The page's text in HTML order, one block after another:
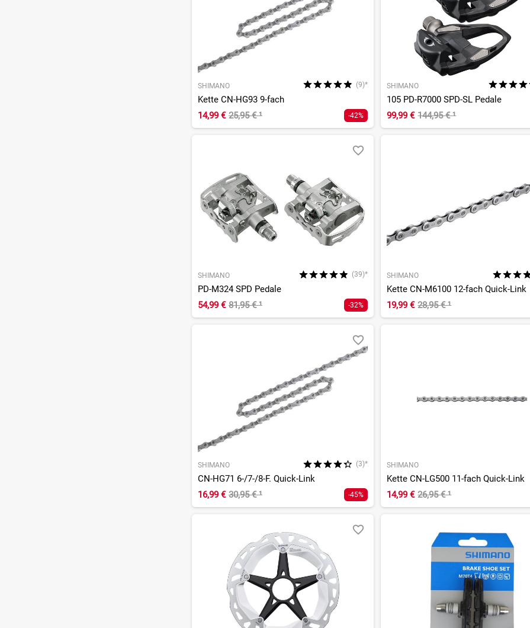
SHIMANO (9)*
Kette CN-HG93 9-fach
14,99 € 25,95 €¹ -42%
SHIMANO
105 PD-R7000 SPD-SL Pedale
99,99 € 144,95 €¹
SHIMANO (39)*
PD-M324 SPD Pedale
54,99 € 81,95 €¹ -32%
SHIMANO
Kette CN-M6100 12-fach Quick-Link
19,99 € 28,95 €¹
SHIMANO (3)*
CN-HG71 6-/7-/8-F. Quick-Link
16,99 € 30,95 €¹ -45%
SHIMANO
Kette CN-LG500 11-fach Quick-Link
14,99 € 26,95 €¹